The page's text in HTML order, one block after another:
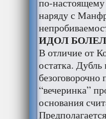
по-
наряду с
ИДОЛ
В отличие от
остатка.
безоговорочно
“вечеринка”
основания